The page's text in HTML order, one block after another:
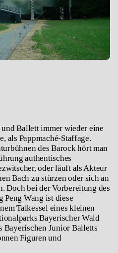
Ballett immer wieder eine
als Pappmaché-Staffage.
des Barock hört man
authentisches
oder läuft als Akteur
Bach zu stürzen oder sich an
Doch bei der Vorbereitung des
Peng Wang ist diese
Talkessel eines kleinen
Bayerischer Wald
Bayerischen Junior Balletts
Figuren und